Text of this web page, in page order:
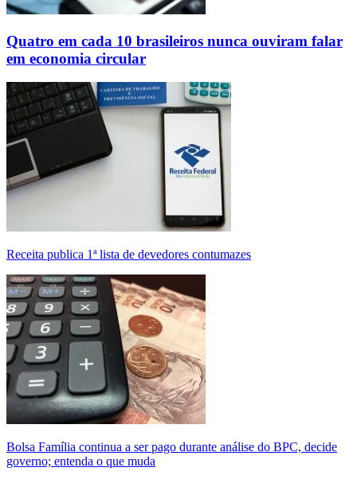
Quatro em cada 10 brasileiros nunca ouviram falar
em economia circular
Receita publica 1ª lista de devedores contumazes
Bolsa Família continua a ser pago durante análise do BPC, decide
governo; entenda o que muda